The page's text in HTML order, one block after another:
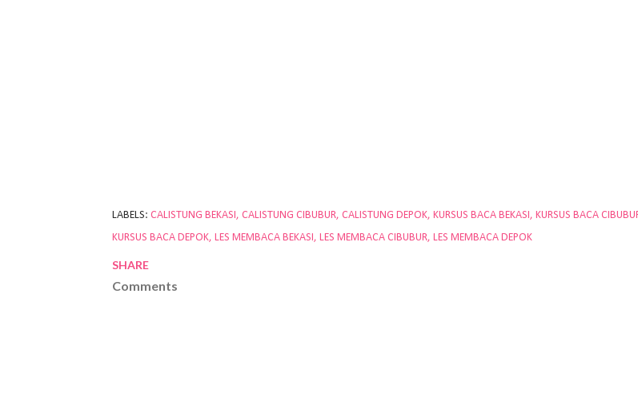
LABELS: CALISTUNG BEKASI CALISTUNG CIBUBUR CALISTUNG DEPOK KURSUS BACA BEKASI KURSUS BACA
KURSUS BACA DEPOK LES MEMBACA BEKASI LES MEMBACA CIBUBUR LES MEMBACA DEPOK
SHARE
Comments